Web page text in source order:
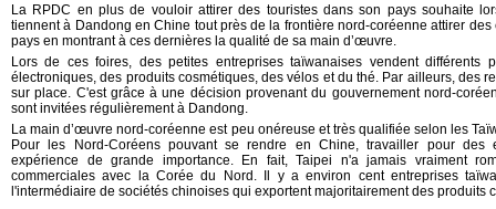
La RPDC en plus de vouloir attirer des touristes dans son pays souhaite
tiennent à Dandong en Chine tout près de la frontière nord-coréenne attirer
pays en montrant à ces dernières la qualité de sa main d’œuvre.
Lors de ces foires, des petites entreprises taïwanaises vendent différents
électroniques, des produits cosmétiques, des vélos et du thé. Par ailleurs, des
sur place. C'est grâce à une décision provenant du gouvernement nord-
sont invitées régulièrement à Dandong.
La main d’œuvre nord-coréenne est peu onéreuse et très qualifiée selon les
Pour les Nord-Coréens pouvant se rendre en Chine, travailler pour des
expérience de grande importance. En fait, Taipei n'a jamais vraiment
commerciales avec la Corée du Nord. Il y a environ cent entreprises
l'intermédiaire de sociétés chinoises qui exportent majoritairement des produits